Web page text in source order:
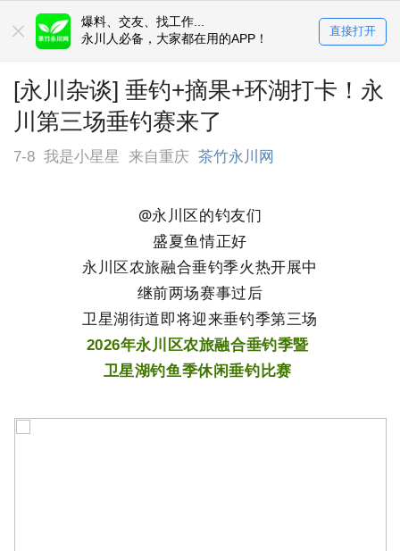
爆料、交友、找工作...
永川人必备，大家都在用的APP！
直接打开
[永川杂谈] 垂钓+摘果+环湖打卡！永
川第三场垂钓赛来了
7-8 我是小星星 来自重庆 茶竹永川网
@永川区的钓友们
盛夏鱼情正好
永川区农旅融合垂钓季火热开展中
继前两场赛事过后
卫星湖街道即将迎来垂钓季第三场
2026年永川区农旅融合垂钓季暨
卫星湖钓鱼季休闲垂钓比赛